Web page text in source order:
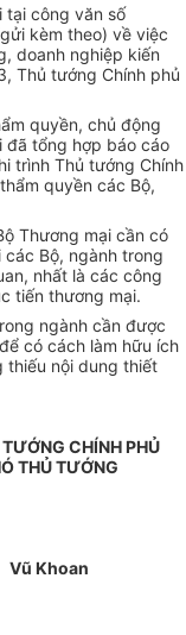
tại công văn số
kèm theo) về việc
doanh nghiệp kiến
Thủ tướng Chính phủ
quyền, chủ động
đã tổng hợp báo cáo
trình Thủ tướng Chính
quyền các Bộ,
Thương mại cần có
Bộ, ngành trong
nhất là các công
tiến thương mại.
ngành cần được
có cách làm hữu ích
thiếu nội dung thiết
CHÍNH PHỦ
THỦ TƯỚNG
Vũ Khoan